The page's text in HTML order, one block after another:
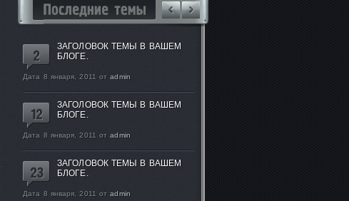
ЗАГОЛОВОК ТЕМЫ В ВАШЕМ
БЛОГЕ.
Дата 8 января, 2011 отadmin
ЗАГОЛОВОК ТЕМЫ В ВАШЕМ
БЛОГЕ.
Дата 8 января, 2011 отadmin
ЗАГОЛОВОК ТЕМЫ В ВАШЕМ
БЛОГЕ.
Дата 8 января, 2011 отadmin